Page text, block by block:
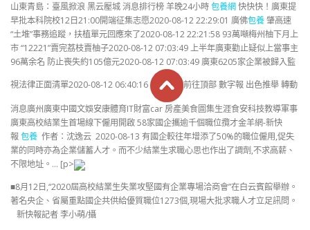
山東青島：臺風掀浪 黑云壓城 消息排行榜 羊晚24小時包養網快快快！廣東提
早批本科院校12日21:00開端征集志愿2020-08-12 22:29:01 廣佛包養肇高速
“土堆”事務追蹤，​扶植單元回應來了2020-08-12 22:21:58 93萬噸梅州柚下月上
市 “12221”賣完荔枝賣柚子2020-08-12 07:03:49 上半年廣東勸止疑似上當事主
96萬余名 防止喪失約105億元2020-08-12 07:03:49 廣東6205家企業被歸入監
視法律正面清單2020-08-12 06:40:16
前往頂部 數字報 出色推舉 轉動
消息廣州廣東中國文娛安康體育IT財富car 房產美食圖集生涯食安科技教導軍事
廣東高校結業生首場線下僱用開啟 58家國企攜逾千個職位攬才金羊網-新快
報包養 作者：沈逸云 2020-08-13 有國企較往年增添了50%的職位僱用,促失
業的同時亦為企業儲蓄人才。而不少結業生求職心思也作出了調劑,不求高薪、
不限地址。… [p>
■8月12日,“2020屆高校結業生失業攻堅國有企業專場洽商會”在白云賓館舉辦。
著名央企、省屬重點國企共供給優質職位1273個,現場大批求職人才立足訊問。
新快報記者 李小萌/攝